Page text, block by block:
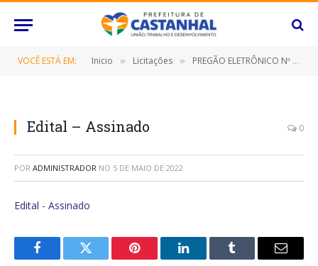
VOCÊ ESTÁ EM: Inicio » Licitações » PREGÃO ELETRÔNICO Nº 040/2022-SRP (CONTRATAÇÃO DE EMPRESA ESPECIALIZADA PARA PRESTAÇÃO DE SERVIÇO DE HOSPEDAGEM, INCLUINDO CAFÉ DA MANHÃ, EM APARTAMENTOS SIMPLES, DUPLO E TRIPLO, EM HOTÉIS ATÉ QUATRO ESTRELAS)
Edital – Assinado 0
POR ADMINISTRADOR NO 5 DE MAIO DE 2022
Edital - Assinado
FacebookTwitter Pinterest O
Tumblr
E-